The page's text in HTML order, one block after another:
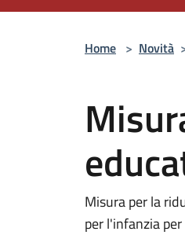
Home > Novità
Misura per la
per l'infanzia